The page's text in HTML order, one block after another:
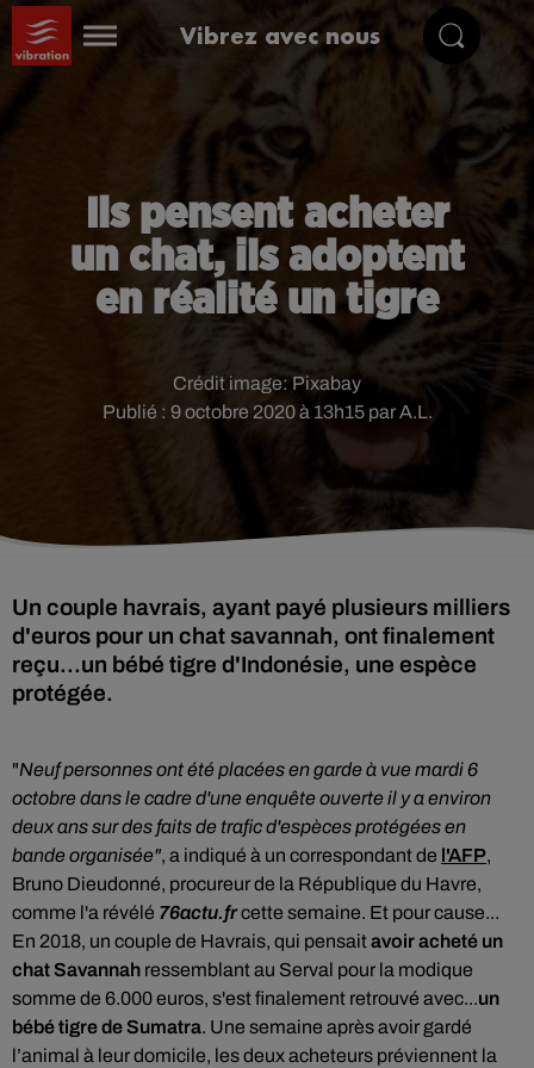
Vibrez avec nous
Ils pensent acheter
un chat, ils adoptent
en réalité un tigre
Publié : 9 octobre 2020 à 13h15 par A.L.
Crédit image: Pixabay
Un couple havrais, ayant payé plusieurs milliers
d'euros pour un chat savannah, ont finalement
reçu...un bébé tigre d'Indonésie, une espèce
protégée.
"Neuf personnes ont été placées en garde à vue mardi 6
octobre dans le cadre d'une enquête ouverte il y a environ
deux ans sur des faits de trafic d'espèces protégées en
bande organisée", a indiqué à un correspondant de l'AFP,
Bruno Dieudonné, procureur de la République du Havre,
comme l'a révélé 76actu.frcette semaine. Et pour cause...
En 2018, un couple de Havrais, qui pensaitavoir acheté un
chat Savannah ressemblant au Serval pour la modique
somme de 6.000 euros, s'est finalement retrouvé avec...un
bébé tigre de Sumatra. Une semaine après avoir gardé
l’animal à leur domicile, les deux acheteurs préviennent la